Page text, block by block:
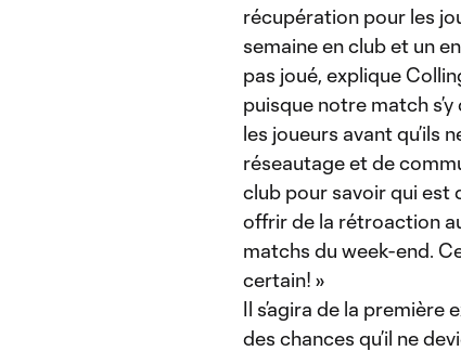
récupération pour les
semaine en club et un
pas joué, explique
puisque notre match
les joueurs avant qu’ils
réseautage et de
club pour savoir qui est
offrir de la rétroaction
matchs du week-end.
certain! »
Il s’agira de la
des chances qu’il ne